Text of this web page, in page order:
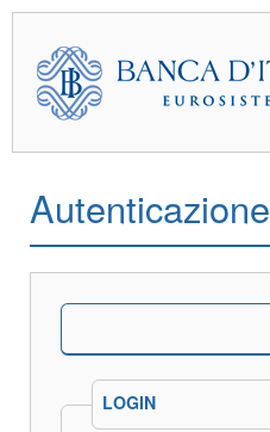
Autenticazione
LOGIN